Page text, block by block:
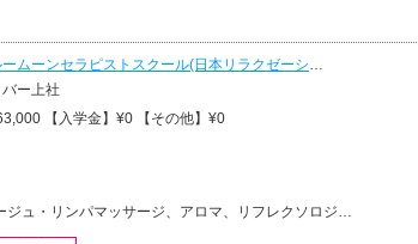
ムーンセラピストスクール(日本リラクゼーション認定協会)
ー上社
【入学金】¥0 【その他】¥0
ッサージ、アロマ、リフレクソロジー、マッサージ、フットケア・フットマッサージ、リラクゼーショ…